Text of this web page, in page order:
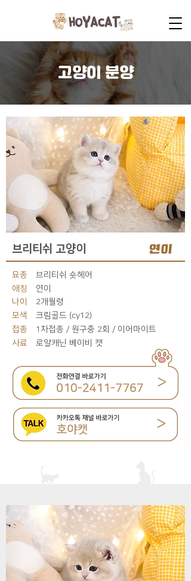
고양이 분양
브리티쉬 고양이 연이
묘종
브리티쉬 숏헤어
애칭
연이
나이
2개월령
모색
크림골드 (cy12)
접종
1차접종 / 원구충 2회 / 이어마이트
사료
로얄캐닌 베이비 캣